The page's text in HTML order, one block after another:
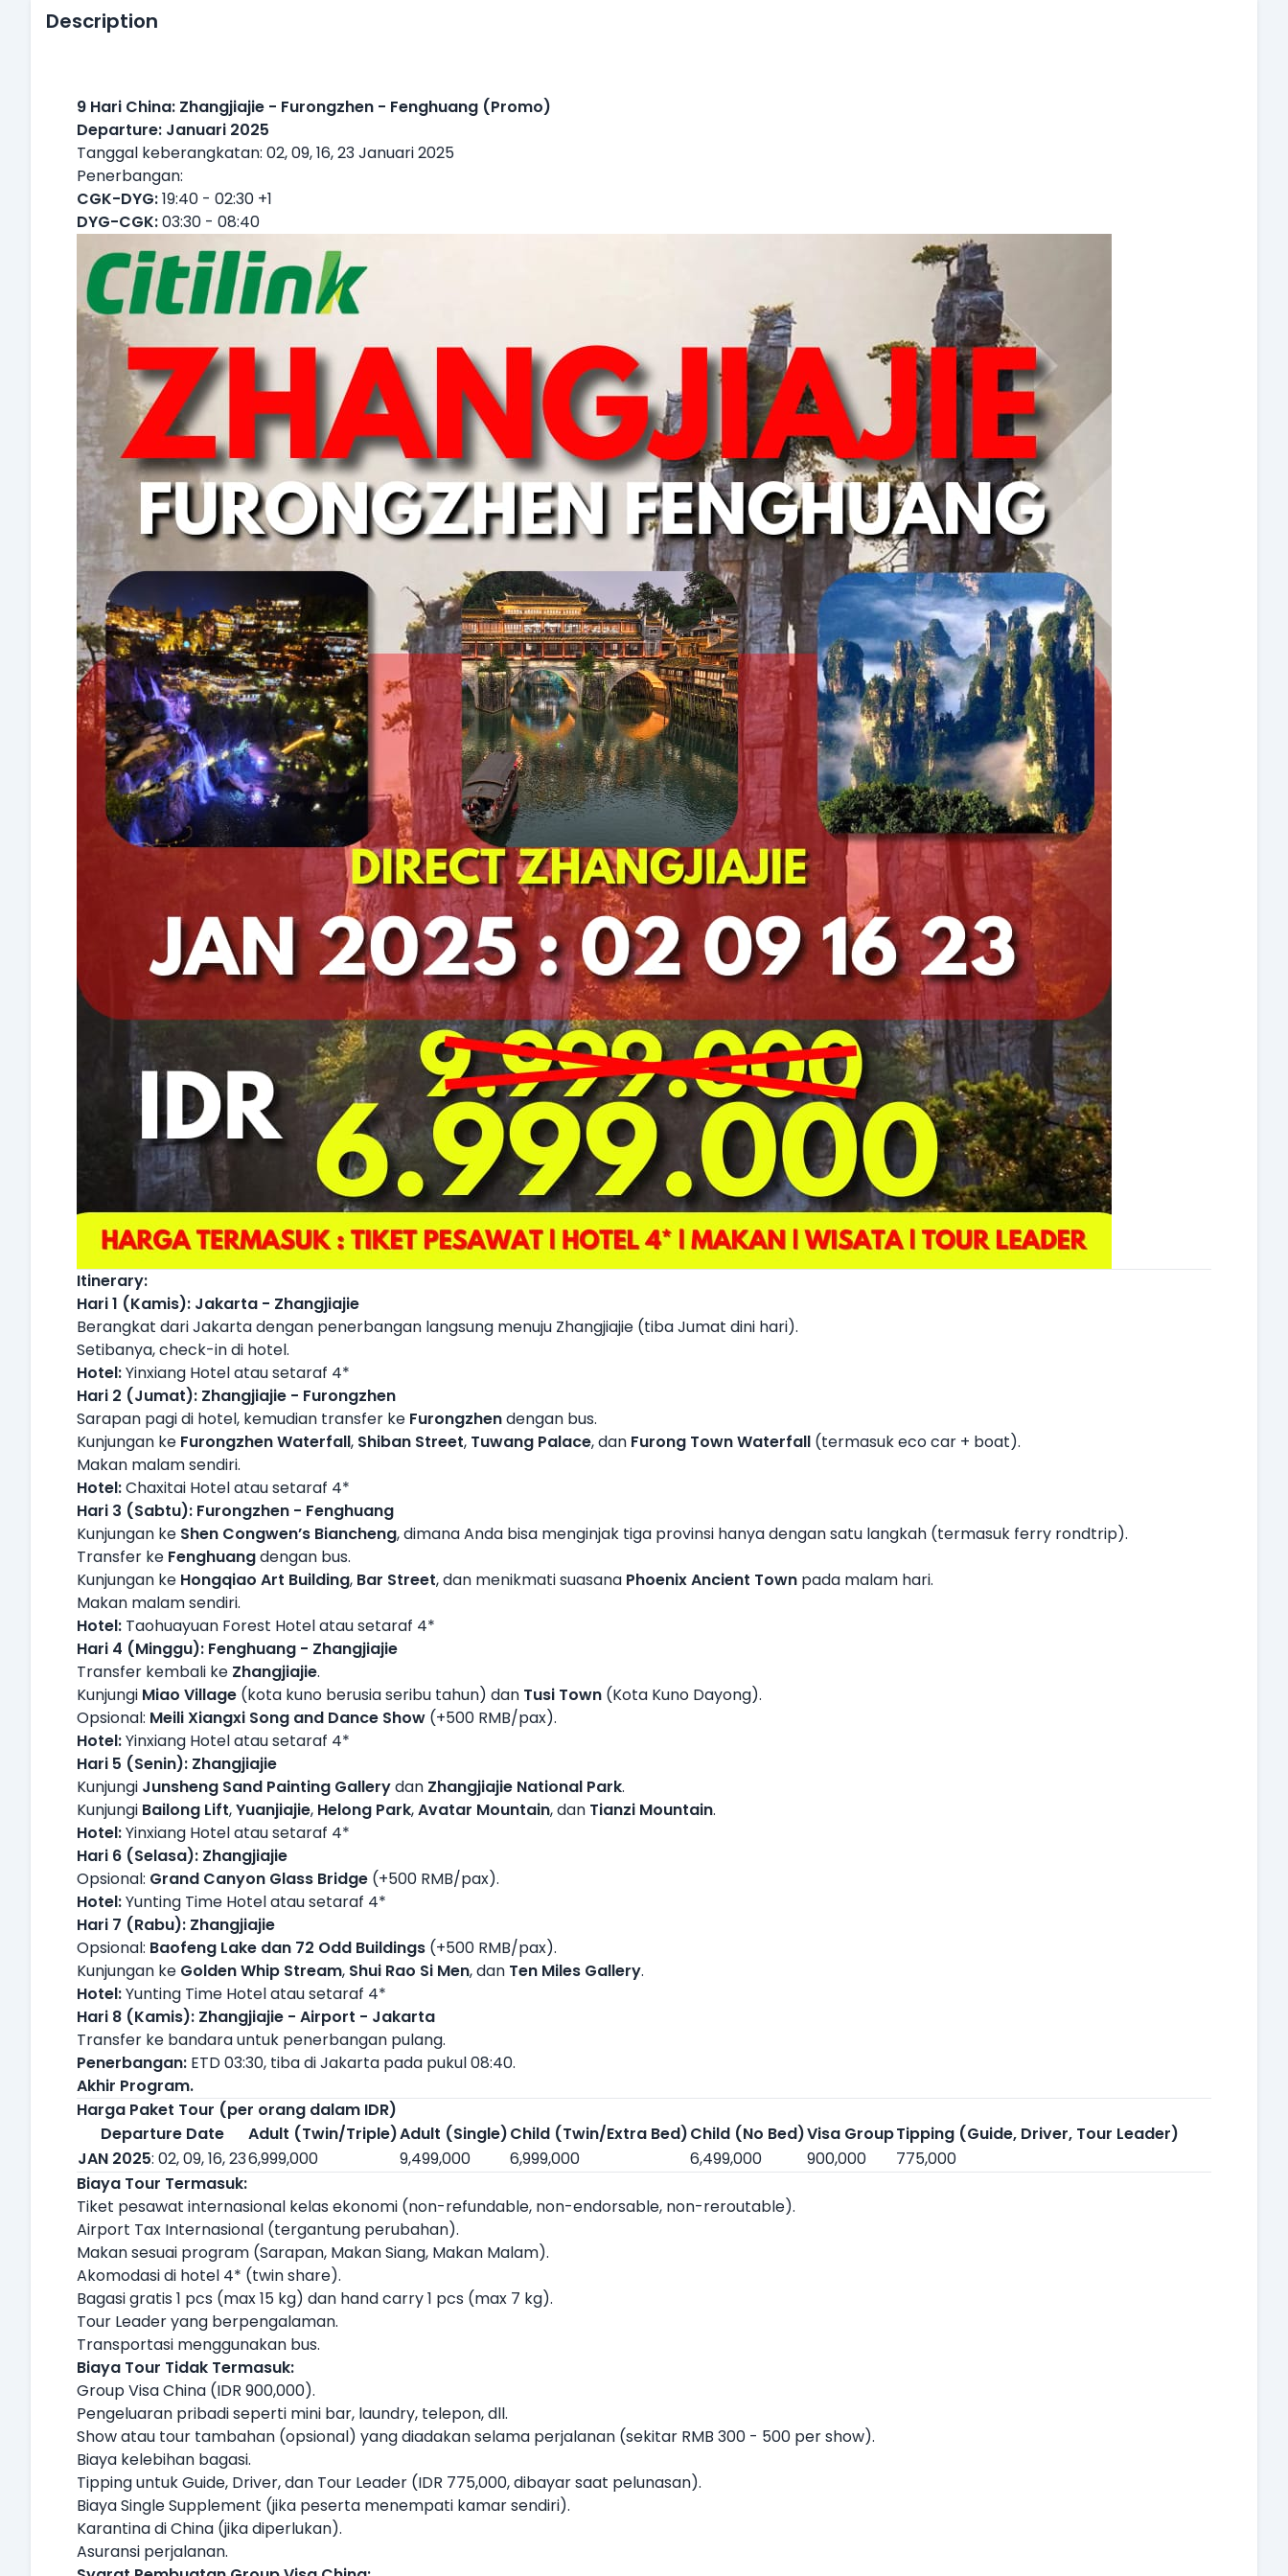
Description
9 Hari China: Zhangjiajie - Furongzhen - Fenghuang (Promo)
Departure: Januari 2025
Tanggal keberangkatan: 02, 09, 16, 23 Januari 2025
Penerbangan:
CGK-DYG:19:40 - 02:30 +1
DYG-CGK:03:30 - 08:40
Itinerary:
Hari 1 (Kamis): Jakarta - Zhangjiajie
Berangkat dari Jakarta dengan penerbangan langsung menuju Zhangjiajie (tiba Jumat dini hari).
Setibanya, check-in di hotel.
Hotel:Yinxiang Hotel atau setaraf 4*
Hari 2 (Jumat): Zhangjiajie - Furongzhen
Sarapan pagi di hotel, kemudian transfer ke Furongzhendengan bus.
Kunjungan ke Furongzhen Waterfall, Shiban Street, Tuwang Palace, dan Furong Town Waterfall (termasuk eco car + boat).
Makan malam sendiri.
Hotel:Chaxitai Hotel atau setaraf 4*
Hari 3 (Sabtu): Furongzhen - Fenghuang
Kunjungan ke Shen Congwen’s Biancheng, dimana Anda bisa menginjak tiga provinsi hanya dengan satu langkah (termasuk ferry rondtrip).
Transfer ke Fenghuangdengan bus.
Kunjungan ke Hongqiao Art Building, Bar Street, dan menikmati suasana Phoenix Ancient Town pada malam hari.
Makan malam sendiri.
Hotel: Taohuayuan Forest Hotel atau setaraf 4*
Hari 4 (Minggu): Fenghuang - Zhangjiajie
Transfer kembali ke Zhangjiajie.
Kunjungi Miao Village (kota kuno berusia seribu tahun) dan Tusi Town (Kota Kuno Dayong).
Opsional: Meili Xiangxi Song and Dance Show (+500 RMB/pax).
Hotel:Yinxiang Hotel atau setaraf 4*
Hari 5 (Senin): Zhangjiajie
Kunjungi Junsheng Sand Painting Gallerydan Zhangjiajie National Park.
Kunjungi Bailong Lift,Yuanjiajie, Helong Park,Avatar Mountain, dan Tianzi Mountain.
Hotel:Yinxiang Hotel atau setaraf 4*
Hari 6 (Selasa): Zhangjiajie
Opsional: Grand Canyon Glass Bridge (+500 RMB/pax).
Hotel:Yunting Time Hotel atau setaraf 4*
Hari 7 (Rabu): Zhangjiajie
Opsional: Baofeng Lake dan 72 Odd Buildings (+500 RMB/pax).
Kunjungan ke Golden Whip Stream, Shui Rao Si Men, dan Ten Miles Gallery.
Hotel:Yunting Time Hotel atau setaraf 4*
Hari 8 (Kamis): Zhangjiajie - Airport - Jakarta
Transfer ke bandara untuk penerbangan pulang.
Penerbangan: ETD 03:30, tiba di Jakarta pada pukul 08:40.
Akhir Program.
Harga Paket Tour (per orang dalam IDR)
Departure Date
Adult (Twin/Triple)Adult (Single)Child (Twin/Extra Bed)Child (No Bed)Visa GroupTipping (Guide, Driver, Tour Leader)
JAN 2025: 02, 09, 16, 236,999,000 9,499,000 6,999,000 6,499,000 900,000
775,000
Biaya Tour Termasuk:
Tiket pesawat internasional kelas ekonomi (non-refundable, non-endorsable, non-reroutable).
Airport Tax Internasional (tergantung perubahan).
Makan sesuai program (Sarapan, Makan Siang, Makan Malam).
Akomodasi di hotel 4* (twin share).
Bagasi gratis 1 pcs (max 15 kg) dan hand carry 1 pcs (max 7 kg).
Tour Leader yang berpengalaman.
Transportasi menggunakan bus.
Biaya Tour Tidak Termasuk:
Group Visa China (IDR 900,000).
Pengeluaran pribadi seperti mini bar, laundry, telepon, dll.
Show atau tour tambahan (opsional) yang diadakan selama perjalanan (sekitar RMB 300 - 500 per show).
Biaya kelebihan bagasi.
Tipping untuk Guide, Driver, dan Tour Leader (IDR 775,000, dibayar saat pelunasan).
Biaya Single Supplement (jika peserta menempati kamar sendiri).
Karantina di China (jika diperlukan).
Asuransi perjalanan.